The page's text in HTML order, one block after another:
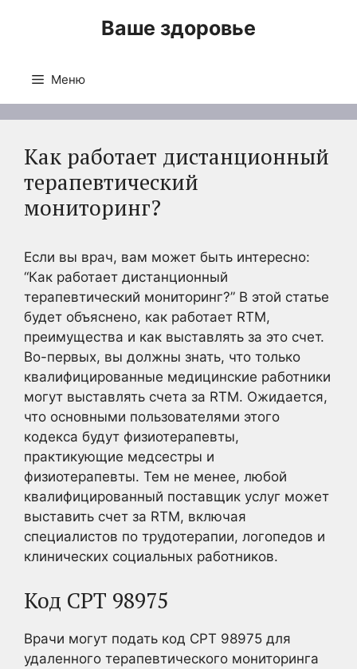
Ваше здоровье
Меню
Как работает дистанционный
терапевтический
мониторинг?
Если вы врач, вам может быть интересно:
“Как работает дистанционный
терапевтический мониторинг?” В этой статье
будет объяснено, как работает RTM,
преимущества и как выставлять за это счет.
Во-первых, вы должны знать, что только
квалифицированные медицинские работники
могут выставлять счета за RTM. Ожидается,
что основными пользователями этого
кодекса будут физиотерапевты,
практикующие медсестры и
физиотерапевты. Тем не менее, любой
квалифицированный поставщик услуг может
выставить счет за RTM, включая
специалистов по трудотерапии, логопедов и
клинических социальных работников.
Код CPT 98975
Врачи могут подать код CPT 98975 для
удаленного терапевтического мониторинга